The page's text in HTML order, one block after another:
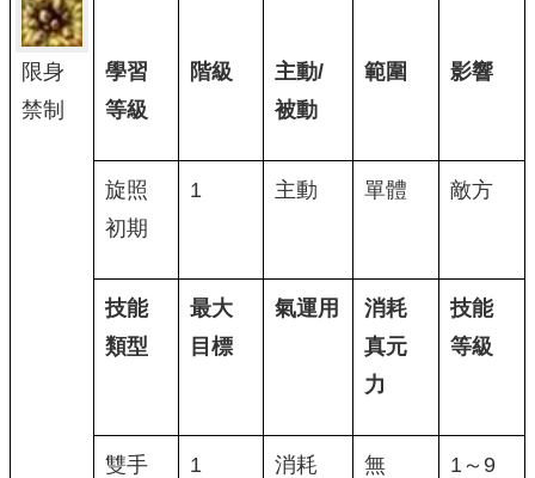
限身
禁制
學習
等級
階級
主動/
被動
範圍 影響
旋照
初期
1 主動 單體 敵方
技能
類型
最大
目標
氣運用
消耗
真元
力
技能
等級
雙手
1 消耗 無 1～9